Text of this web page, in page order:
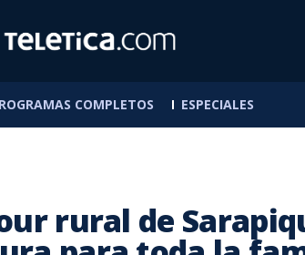
COMPLETOS ESPECIALES
rural de